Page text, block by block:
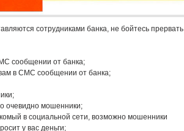
сотрудниками банка, не бойтесь прервать
сообщении от банка;
в СМС сообщении от банка;
очевидно мошенники;
в социальной сети, возможно мошенники
у вас деньги;